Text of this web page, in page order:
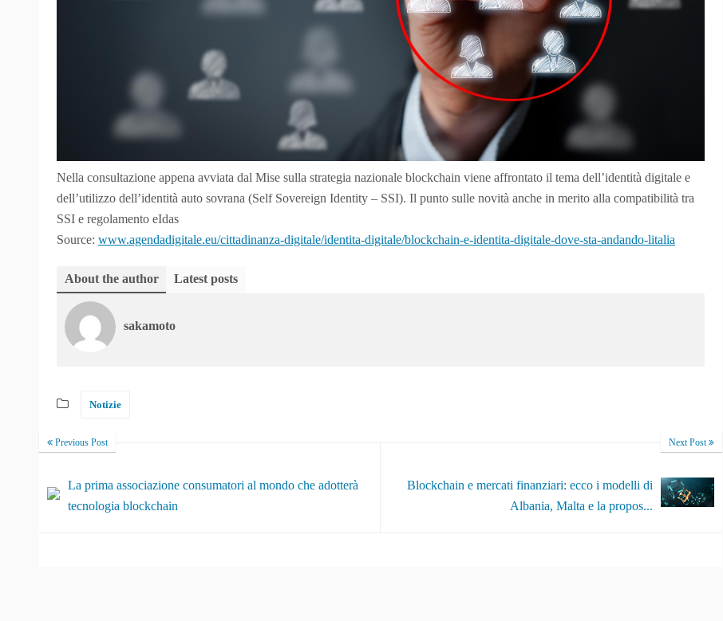
Nella consultazione appena avviata dal Mise sulla strategia nazionale blockchain viene affrontato il tema dell’identità digitale e
dell’utilizzo dell’identità auto sovrana (Self Sovereign Identity – SSI). Il punto sulle novità anche in merito alla compatibilità tra
SSI e regolamento eIdas
Source: www.agendadigitale.eu/cittadinanza-digitale/identita-digitale/blockchain-e-identita-digitale-dove-sta-andando-litalia
About the author Latest posts
sakamoto
Notizie
Previous Post
La prima associazione consumatori al mondo che adotterà
tecnologia blockchain
Next Post
Blockchain e mercati finanziari: ecco i modelli di
Albania, Malta e la propos...